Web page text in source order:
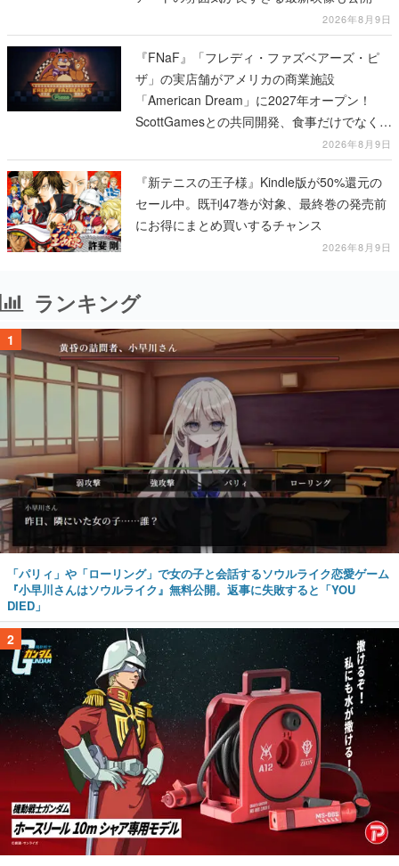
2026年8月9日
『FNaF』「フレディ・ファズベアーズ・ピ
ザ」の実店舗がアメリカの商業施設
「American Dream」に2027年オープン！
ScottGamesとの共同開発、食事だけでなくス
テージショーや没入型のホラー体験も楽しめ
る
2026年8月9日
『新テニスの王子様』Kindle版が50%還元の
セール中。既刊47巻が対象、最終巻の発売前
にお得にまとめ買いするチャンス
2026年8月9日
ランキング
1
「パリィ」や「ローリング」で女の子と会話するソウルライク恋愛ゲーム
『小早川さんはソウルライク』無料公開。返事に失敗すると「YOU
DIED」
2